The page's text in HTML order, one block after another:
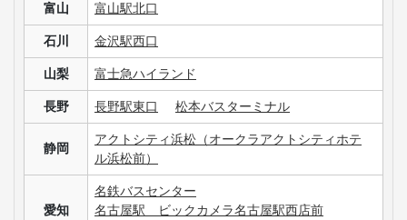
富山 富山駅北口
石川 金沢駅西口
山梨 富士急ハイランド
長野 長野駅東口 松本バスターミナル
静岡
アクトシティ浜松（オークラアクトシティホテ
ル浜松前）
愛知
名鉄バスセンター
名古屋駅 ビックカメラ名古屋駅西店前